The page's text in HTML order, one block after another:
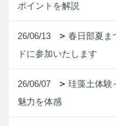
ポイントを解説
26/06/13
春日部夏ま
ドに参加いたします
26/06/07
珪藻土体験
魅力を体感